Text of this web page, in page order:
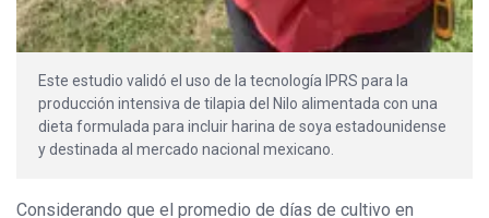
Este estudio validó el uso de la tecnología IPRS para la
producción intensiva de tilapia del Nilo alimentada con una
dieta formulada para incluir harina de soya estadounidense
y destinada al mercado nacional mexicano.
Considerando que el promedio de días de cultivo en